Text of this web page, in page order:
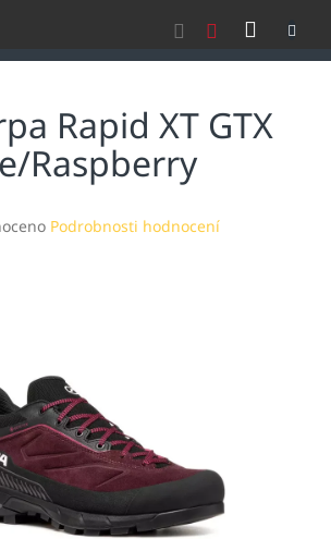
Rapid XT GTX
Raspberry
Podrobnosti hodnocení